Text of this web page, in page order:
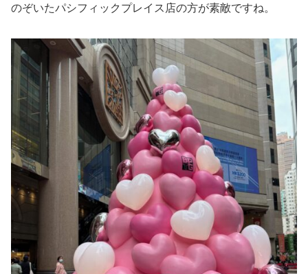
のぞいたパシフィックプレイス店の方が素敵ですね。